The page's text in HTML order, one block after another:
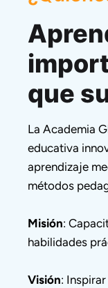
que
La Academia
educativa
aprendizaje
métodos
Misión:
habilidades
Visión: